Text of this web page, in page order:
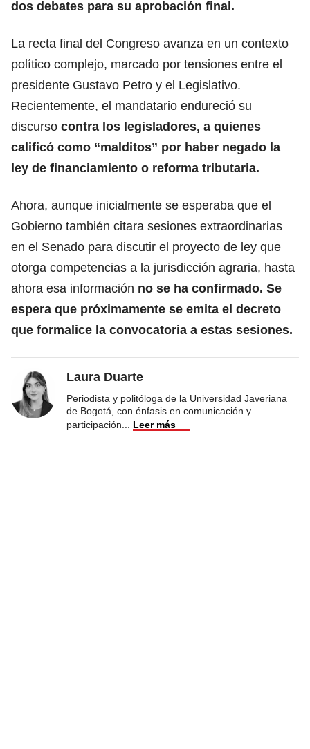
dos debates para su aprobación final.
La recta final del Congreso avanza en un contexto
político complejo, marcado por tensiones entre el
presidente Gustavo Petro y el Legislativo.
Recientemente, el mandatario endureció su
discurso contra los legisladores, a quienes
calificó como “malditos” por haber negado la
ley de financiamiento o reforma tributaria.
Ahora, aunque inicialmente se esperaba que el
Gobierno también citara sesiones extraordinarias
en el Senado para discutir el proyecto de ley que
otorga competencias a la jurisdicción agraria, hasta
ahora esa información no se ha confirmado. Se
espera que próximamente se emita el decreto
que formalice la convocatoria a estas sesiones.
Laura Duarte
Periodista y politóloga de la Universidad Javeriana
de Bogotá, con énfasis en comunicación y
participación
Leer más